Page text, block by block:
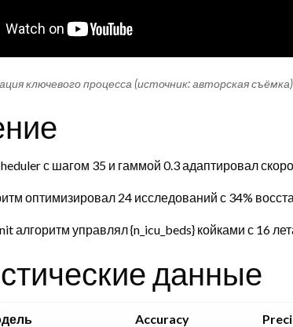
ключевого процесса (источник: авторская съёмка)
с шагом 35 и гаммой 0.3 адаптировал
оптимизировал 24 исследований с 34%
алгоритм управлял {n_icu_beds} койками с 16
данные
Accuracy